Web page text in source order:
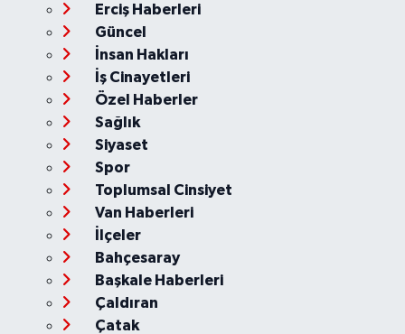
Erciş Haberleri
Güncel
İnsan Hakları
İş Cinayetleri
Özel Haberler
Sağlık
Siyaset
Spor
Toplumsal Cinsiyet
Van Haberleri
İlçeler
Bahçesaray
Başkale Haberleri
Çaldıran
Çatak